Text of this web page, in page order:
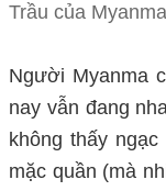
Trầu của Myanma
Người Myanma
nay vẫn đang
không thấy
mặc quần (mà